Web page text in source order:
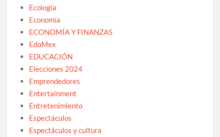
Ecología
Economía
ECONOMÍA Y FINANZAS
EdoMex
EDUCACIÓN
Elecciones 2024
Emprendedores
Entertainment
Entretenimiento
Espectáculos
Espectáculos y cultura